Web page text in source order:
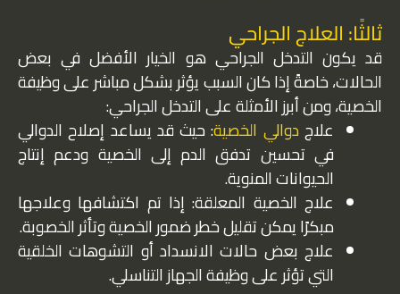
ثالثًا: العلاج الجراحي
قد يكون التدخل الجراحي هو الخيار الأفضل في بعض
الحالات، خاصةً إذا كان السبب يؤثر بشكل مباشر على وظيفة
الخصية، ومن أبرز الأمثلة على التدخل الجراحي:
علاج دوالي الخصية: حيث قد يساعد إصلاح الدوالي
في تحسين تدفق الدم إلى الخصية ودعم إنتاج
الحيوانات المنوية.
علاج الخصية المعلقة: إذا تم اكتشافها وعلاجها
مبكرًا يمكن تقليل خطر ضمور الخصية وتأثر الخصوبة.
علاج بعض حالات الانسداد أو التشوهات الخلقية
التي تؤثر على وظيفة الجهاز التناسلي.